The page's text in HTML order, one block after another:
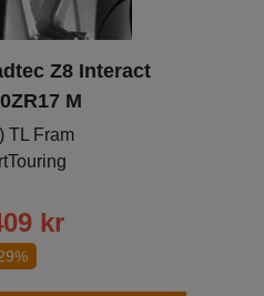
Z8 Interact
M
TL Fram
kr